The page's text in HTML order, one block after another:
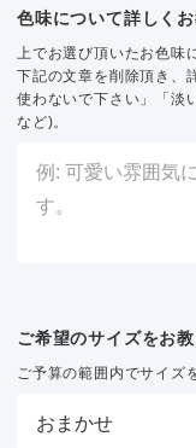
色味について詳しくお
上でお選び頂いたお色味
下記の文章を削除頂き、
使わないで下さい」「淡
など)。
ご希望のサイズをお教
ご予算の範囲内でサイズ